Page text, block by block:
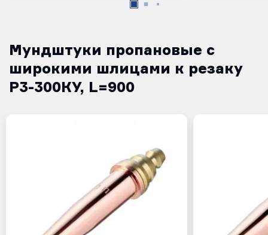
Мундштуки пропановые с
широкими шлицами к резаку
Р3-300КУ, L=900